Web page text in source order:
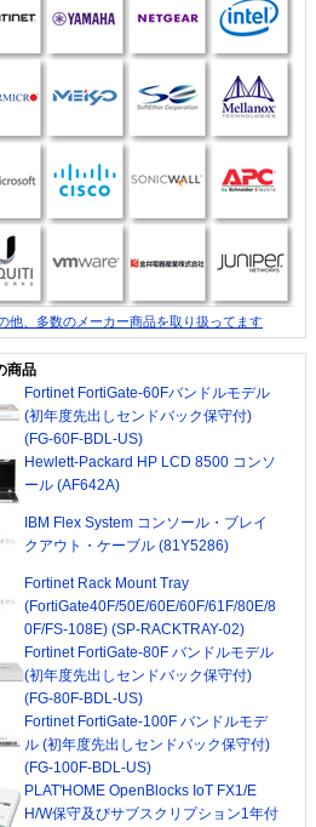
他、多数のメーカー商品を取り扱ってます
商品
Fortinet FortiGate-60Fバンドルモデル
(初年度先出しセンドバック保守付)
(FG-60F-BDL-US)
Hewlett-Packard HP LCD 8500 コンソ
ール (AF642A)
IBM Flex System コンソール・ブレイ
クアウト・ケーブル (81Y5286)
Fortinet Rack Mount Tray
(FortiGate40F/50E/60E/60F/61F/80E/8
0F/FS-108E) (SP-RACKTRAY-02)
Fortinet FortiGate-80F バンドルモデル
(初年度先出しセンドバック保守付)
(FG-80F-BDL-US)
Fortinet FortiGate-100F バンドルモデ
ル (初年度先出しセンドバック保守付)
(FG-100F-BDL-US)
PLAT'HOME OpenBlocks IoT FX1/E
H/W保守及びサブスクリプション1年付